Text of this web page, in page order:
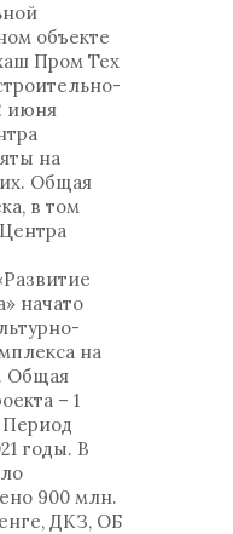
объекте
Пром Тех
июня
на
Общая
в том
начато
на
Общая
– 1
годы. В
900 млн.
ДКЗ, ОБ